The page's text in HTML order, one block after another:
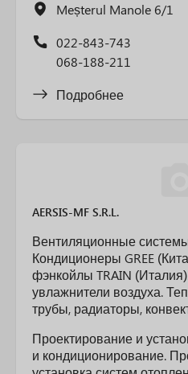
Meșterul Manole 6/1
022-843-743
068-188-211
Подробнее
AERSIS-MF S.R.L.
Вентиляционные
Кондиционеры GREE
фэнкойлы TRAIN
увлажнители воздуха.
трубы, радиаторы,
Проектирование и
и кондиционирование.